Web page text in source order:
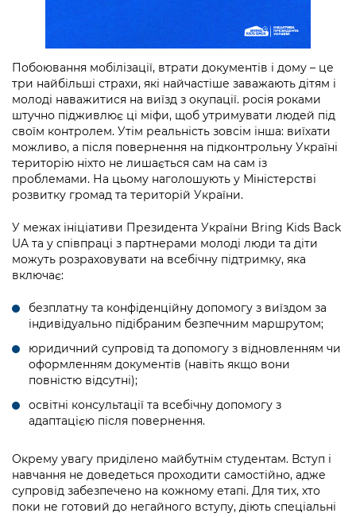
Річні звіти
Гендерна політика
Безбар'єрність
Київська міська військова адміністрація
Портал Захисників та Захисниць
Портал послуг
Міський застосунок Київ Цифровий
Важливе під час воєнного стану
Важливе під час воєнного стану
Портал даних Києва
Публічні дашборди
Побоювання мобілізації, втрати документів і дому – це
три найбільші страхи, які найчастіше заважають дітям і
молоді наважитися на виїзд з окупації. росія роками
штучно підживлює ці міфи, щоб утримувати людей під
своїм контролем. Утім реальність зовсім інша: виїхати
можливо, а після повернення на підконтрольну Україні
територію ніхто не лишається сам на сам із
проблемами. На цьому наголошують у Міністерстві
розвитку громад та територій України.
У межах ініціативи Президента України Bring Kids Back
UA та у співпраці з партнерами молоді люди та діти
можуть розраховувати на всебічну підтримку, яка
включає:
безплатну та конфіденційну допомогу з виїздом за
індивідуально підібраним безпечним маршрутом;
юридичний супровід та допомогу з відновленням чи
оформленням документів (навіть якщо вони
повністю відсутні);
освітні консультації та всебічну допомогу з
адаптацією після повернення.
Окрему увагу приділено майбутнім студентам. Вступ і
навчання не доведеться проходити самостійно, адже
супровід забезпечено на кожному етапі. Для тих, хто
поки не готовий до негайного вступу, діють спеціальні